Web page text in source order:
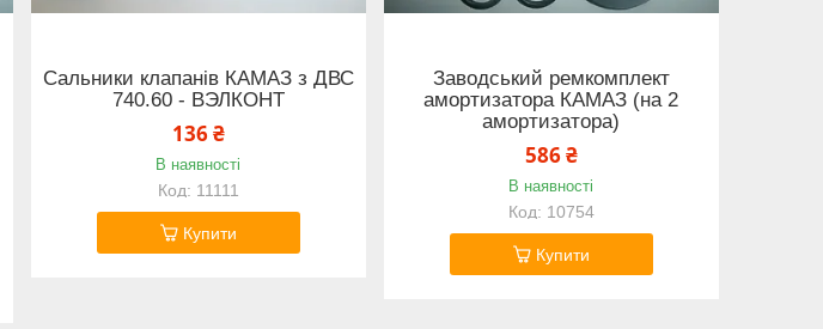
Сальники клапанів КАМАЗ з ДВС
740.60 - ВЭЛКОНТ
136 ₴
В наявності
11111
Купити
Заводський ремкомплект
амортизатора КАМАЗ (на 2
амортизатора)
586 ₴
В наявності
10754
Купити